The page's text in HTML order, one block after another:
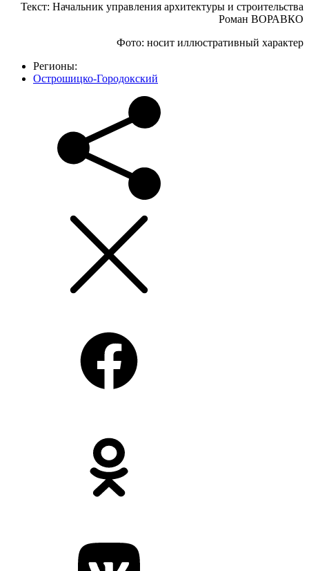
Текст: Начальник управления архитектуры и строительства
Роман ВОРАВКО
Фото: носит иллюстративный характер
Регионы:
Острошицко-Городокский